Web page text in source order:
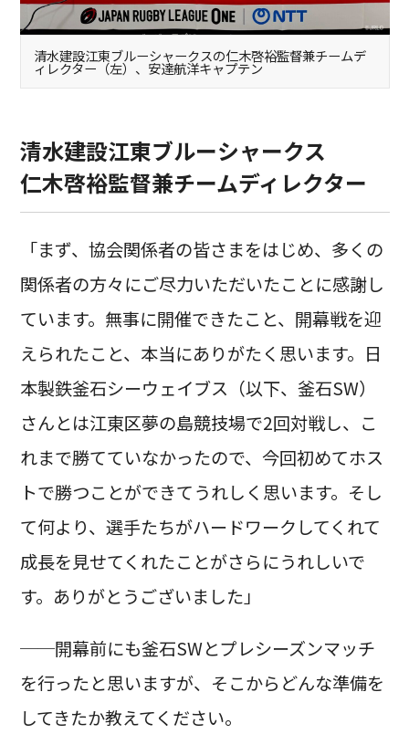
清水建設江東ブルーシャークスの仁木啓裕監督兼チームデ
ィレクター（左）、安達航洋キャプテン
清水建設江東ブルーシャークス
仁木啓裕監督兼チームディレクター
「まず、協会関係者の皆さまをはじめ、多くの
関係者の方々にご尽力いただいたことに感謝し
ています。無事に開催できたこと、開幕戦を迎
えられたこと、本当にありがたく思います。日
本製鉄釜石シーウェイブス（以下、釜石SW）
さんとは江東区夢の島競技場で2回対戦し、こ
れまで勝てていなかったので、今回初めてホス
トで勝つことができてうれしく思います。そし
て何より、選手たちがハードワークしてくれて
成長を見せてくれたことがさらにうれしいで
す。ありがとうございました」
──開幕前にも釜石SWとプレシーズンマッチ
を行ったと思いますが、そこからどんな準備を
してきたか教えてください。